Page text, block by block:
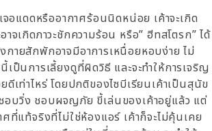
จอแดดหรืออากาศร้อนนิดหน่อย เค้าจะเกิด
จเกิดภาวะชักความร้อน หรือ” ฮีทสโตรก” ได้
กายสักพักอาจมีอาการเหนื่อยหอบง่าย ไม่
ป็นการเลี้ยงดูที่ผิดวิธี และจะทำให้การเจริญ
ดีเท่าไหร่ โดยปกติของไซบีเรียนเค้าเป็นสุนัข
อบวิ่ง ชอบผจญภัย ขี้เล่นของเค้าอยู่แล้ว แต่
ศที่แท้จริงที่ไม่ใช่ห้องแอร์ เค้าก็จะไม่คุ้นเคย